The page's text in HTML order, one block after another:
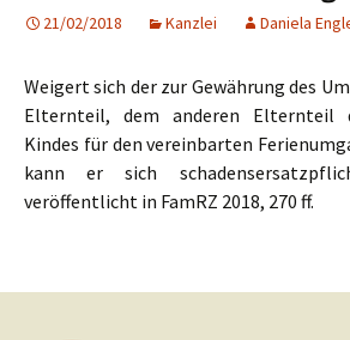
21/02/2018 Kanzlei Daniela
Weigert sich der zur Gewährung des
Elternteil, dem anderen Elternteil
Kindes für den vereinbarten
kann er sich
veröffentlicht in FamRZ 2018, 270 ff.